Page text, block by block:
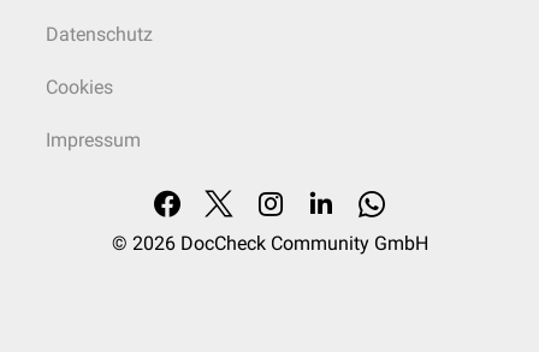
Datenschutz
Cookies
Impressum
© 2026 DocCheck Community GmbH